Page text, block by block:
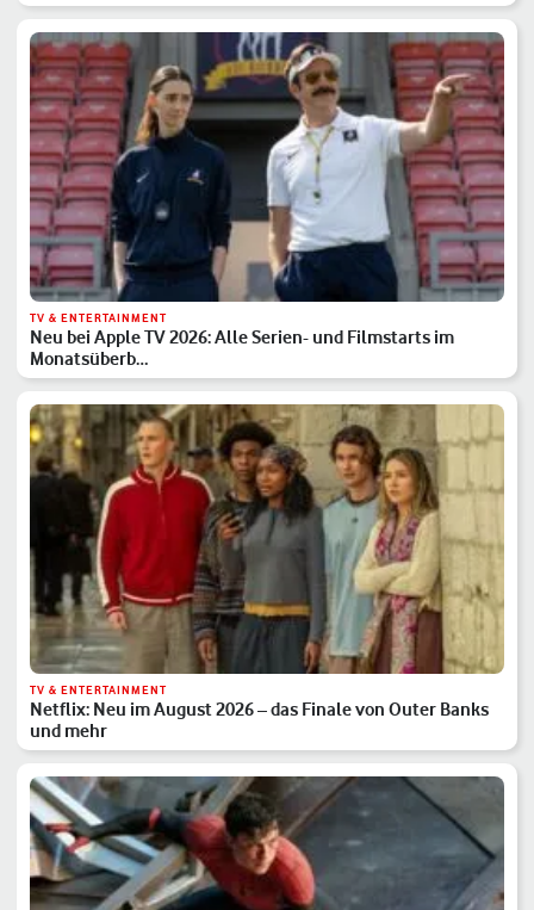
TV & ENTERTAINMENT
Neu bei Apple TV 2026: Alle Serien- und Filmstarts im
Monatsüberb…
TV & ENTERTAINMENT
Netflix: Neu im August 2026 – das Finale von Outer Banks
und mehr